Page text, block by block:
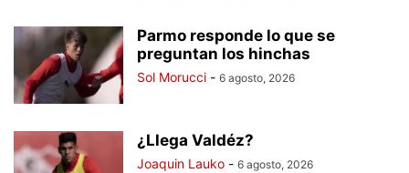
Parmo responde lo que se
preguntan los hinchas
Sol Morucci - 6 agosto, 2026
¿Llega Valdéz?
Joaquin Lauko - 6 agosto, 2026